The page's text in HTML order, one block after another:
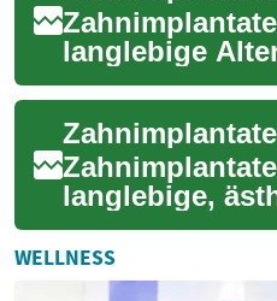
langlebige
Brücken oder
Diese
langlebige,
funktionelle
Brücken und
Erfahren Si...
WELLNESS